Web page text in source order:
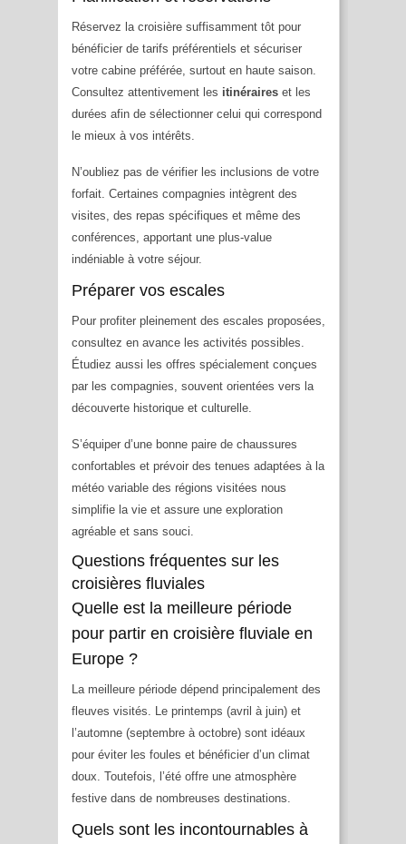
Réservez la croisière suffisamment tôt pour
bénéficier de tarifs préférentiels et sécuriser
votre cabine préférée, surtout en haute saison.
Consultez attentivement les itinéraires et les
durées afin de sélectionner celui qui correspond
le mieux à vos intérêts.
N’oubliez pas de vérifier les inclusions de votre
forfait. Certaines compagnies intègrent des
visites, des repas spécifiques et même des
conférences, apportant une plus-value
indéniable à votre séjour.
Préparer vos escales
Pour profiter pleinement des escales proposées,
consultez en avance les activités possibles.
Étudiez aussi les offres spécialement conçues
par les compagnies, souvent orientées vers la
découverte historique et culturelle.
S’équiper d’une bonne paire de chaussures
confortables et prévoir des tenues adaptées à la
météo variable des régions visitées nous
simplifie la vie et assure une exploration
agréable et sans souci.
Questions fréquentes sur les
croisières fluviales
Quelle est la meilleure période
pour partir en croisière fluviale en
Europe ?
La meilleure période dépend principalement des
fleuves visités. Le printemps (avril à juin) et
l’automne (septembre à octobre) sont idéaux
pour éviter les foules et bénéficier d’un climat
doux. Toutefois, l’été offre une atmosphère
festive dans de nombreuses destinations.
Quels sont les incontournables à